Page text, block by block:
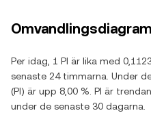
Per idag, 1 PI är lika med
senaste 24 timmarna. Under
(PI) är upp 8,00 %. PI är
under de senaste 30 dagarna.